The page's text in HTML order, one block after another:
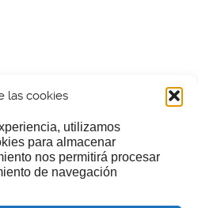
las cookies
utilizamos
para almacenar
nos permitirá procesar
de navegación